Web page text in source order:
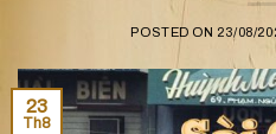
POSTED ON 23/08/
23
Th8